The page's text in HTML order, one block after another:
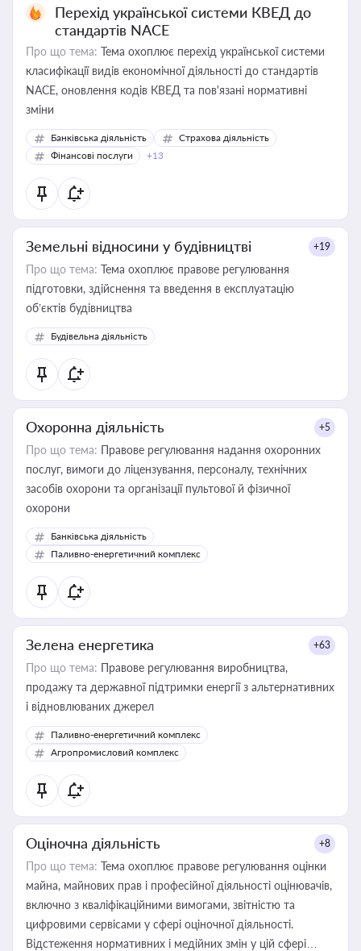
Перехід української системи КВЕД до
стандартів NACE
Про що тема: Тема охоплює перехід української системи
класифікації видів економічної діяльності до стандартів
NACE, оновлення кодів КВЕД та пов'язані нормативні
зміни
Банківська діяльність
Страхова діяльність
Фінансові послуги
+13
Земельні відносини у будівництві +19
Про що тема: Тема охоплює правове регулювання
підготовки, здійснення та введення в експлуатацію
об’єктів будівництва
Будівельна діяльність
Охоронна діяльність +5
Про що тема: Правове регулювання надання охоронних
послуг, вимоги до ліцензування, персоналу, технічних
засобів охорони та організації пультової й фізичної
охорони
Банківська діяльність
Паливно-енергетичний комплекс
Зелена енергетика +63
Про що тема: Правове регулювання виробництва,
продажу та державної підтримки енергії з альтернативних
і відновлюваних джерел
Паливно-енергетичний комплекс
Агропромисловий комплекс
Оціночна діяльність +8
Про що тема: Тема охоплює правове регулювання оцінки
майна, майнових прав і професійної діяльності оцінювачів,
включно з кваліфікаційними вимогами, звітністю та
цифровими сервісами у сфері оціночної діяльності.
Відстеження нормативних і медійних змін у цій сфері